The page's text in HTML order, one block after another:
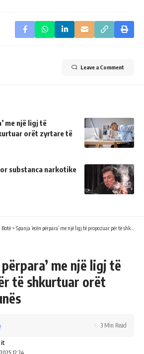
Leave a Comment
me një ligj të
orët zyrtare të
substanca narkotike
Botë > Spanja ‘ecën përpara’ me një ligj të propozuar për të shkurtuar orët zyrtare të punës
përpara’ me një ligj të
të shkurtuar orët
3 Min Read